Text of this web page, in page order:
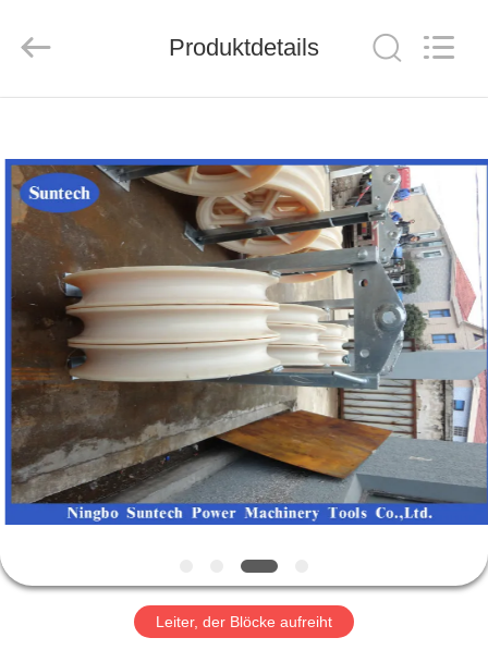
HAUSE
PRODUKTE
ÜBER
UNS
WERKSBESICHTIGUNG
QUALITÄTSKONTROLLE
NEUIGKEITEN
BITTE UM
Tools
Co.,Ltd..
Reserved.
Produktdetails
Leiter, der Blöcke aufreiht